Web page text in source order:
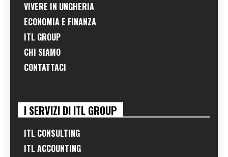
VIVERE IN UNGHERIA
ECONOMIA E FINANZA
ITL GROUP
CHI SIAMO
CONTATTACI
I SERVIZI DI ITL GROUP
ITL CONSULTING
ITL ACCOUNTING